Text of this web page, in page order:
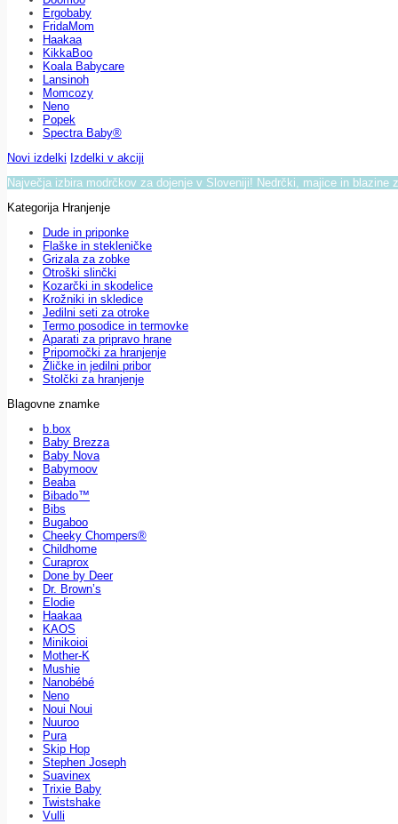
Ergobaby
FridaMom
Haakaa
KikkaBoo
Koala Babycare
Lansinoh
Momcozy
Neno
Popek
Spectra Baby®
Novi izdelki Izdelki v akciji
Največja izbira modrčkov za dojenje v Sloveniji! Nedrčki, majice in blazine
Kategorija Hranjenje
Dude in priponke
Flaške in stekleničke
Grizala za zobke
Otroški slinčki
Kozarčki in skodelice
Krožniki in skledice
Jedilni seti za otroke
Termo posodice in termovke
Aparati za pripravo hrane
Pripomočki za hranjenje
Žličke in jedilni pribor
Stolčki za hranjenje
Blagovne znamke
b.box
Baby Brezza
Baby Nova
Babymoov
Beaba
Bibado™
Bibs
Bugaboo
Cheeky Chompers®
Childhome
Curaprox
Done by Deer
Dr. Brown’s
Elodie
Haakaa
KAOS
Minikoioi
Mother-K
Mushie
Nanobébé
Neno
Noui Noui
Nuuroo
Pura
Skip Hop
Stephen Joseph
Suavinex
Trixie Baby
Twistshake
Vulli